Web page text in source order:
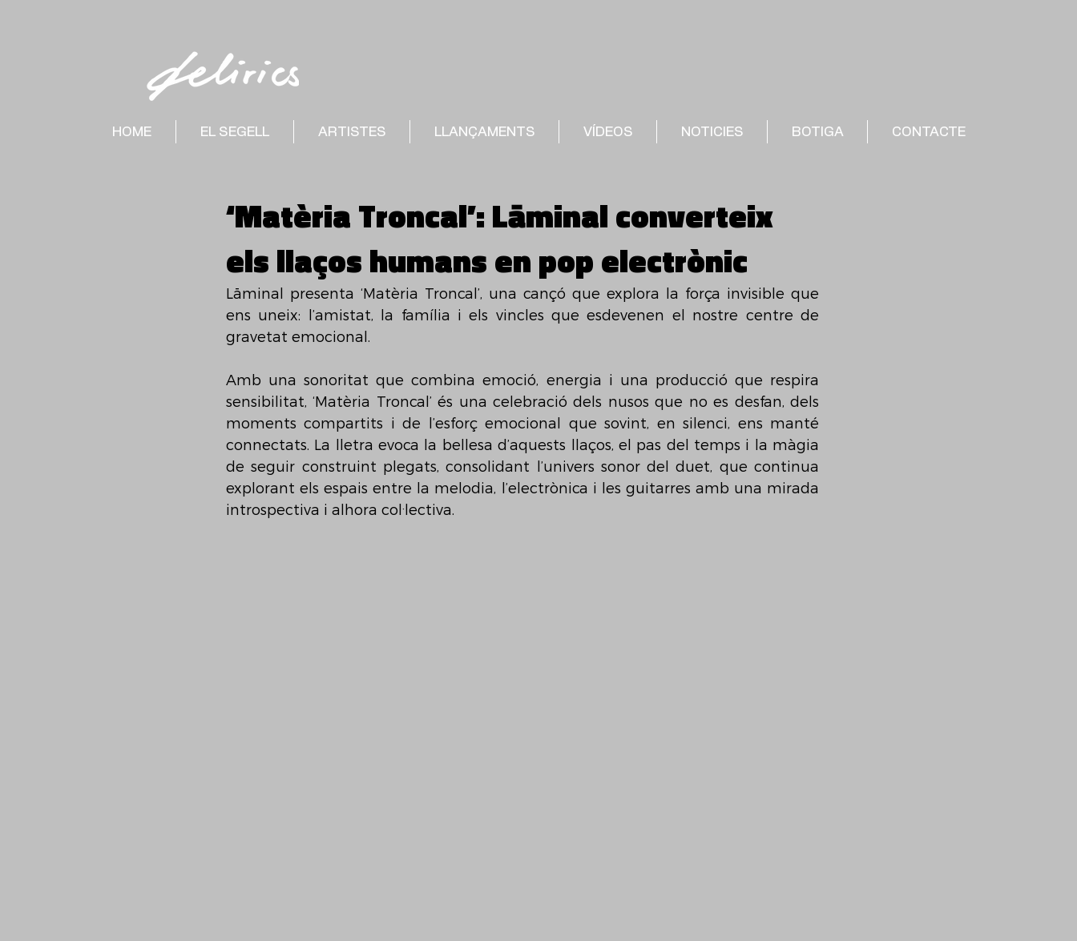
HOME EL SEGELL ARTISTES LLANÇAMENTS VÍDEOS NOTICIES BOTIGA CONTACTE
‘Matèria Troncal’: Lāminal converteix
els llaços humans en pop electrònic
Lāminal presenta ‘Matèria Troncal’, una cançó que explora la força invisible que
ens uneix: l’amistat, la família i els vincles que esdevenen el nostre centre de
gravetat emocional.
Amb una sonoritat que combina emoció, energia i una producció que respira
sensibilitat, ‘Matèria Troncal’ és una celebració dels nusos que no es desfan, dels
moments compartits i de l’esforç emocional que sovint, en silenci, ens manté
connectats. La lletra evoca la bellesa d’aquests llaços, el pas del temps i la màgia
de seguir construint plegats, consolidant l’univers sonor del duet, que continua
explorant els espais entre la melodia, l’electrònica i les guitarres amb una mirada
introspectiva i alhora col·lectiva.